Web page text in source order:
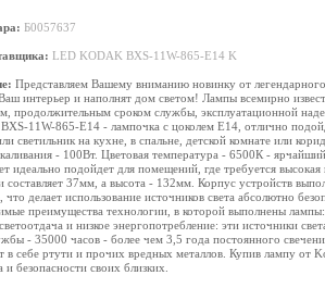
Б0057637
LED KODAK BXS-11W-865-E14 K
Представляем Вашему вниманию новинку от
интерьер и наполнят дом светом! Лампы всемирно
продолжительным сроком службы, эксплуатационной
11W-865-E14 - лампочка с цоколем E14, отлично
светильник на кухне, в спальне, детской комнате или
- 100Вт. Цветовая температура - 6500К -
идеально подойдет для помещений, где требуется
составляет 37мм, а высота - 132мм. Корпус устройств
что делает использование источников света абсолютно
преимущества технологии, в которой выполнены
и низкое энергопотребление: эти источники
- 35000 часов - более чем 3,5 года постоянного
в себе ртути и прочих вредных металлов. Купив лампу от
и безопасности своих близких.